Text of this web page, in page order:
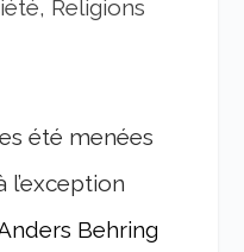
Religions
été menées
l’exception
Behring